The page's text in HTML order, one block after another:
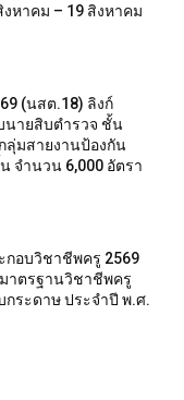
หาคม – 19 สิงหาคม
(นสต.18) ลิงก์
นายสิบตำรวจ ชั้น
ลุ่มสายงานป้องกัน
จำนวน 6,000 อัตรา
กอบวิชาชีพครู 2569
าตรฐานวิชาชีพครู
กระดาษ ประจำปี พ.ศ.